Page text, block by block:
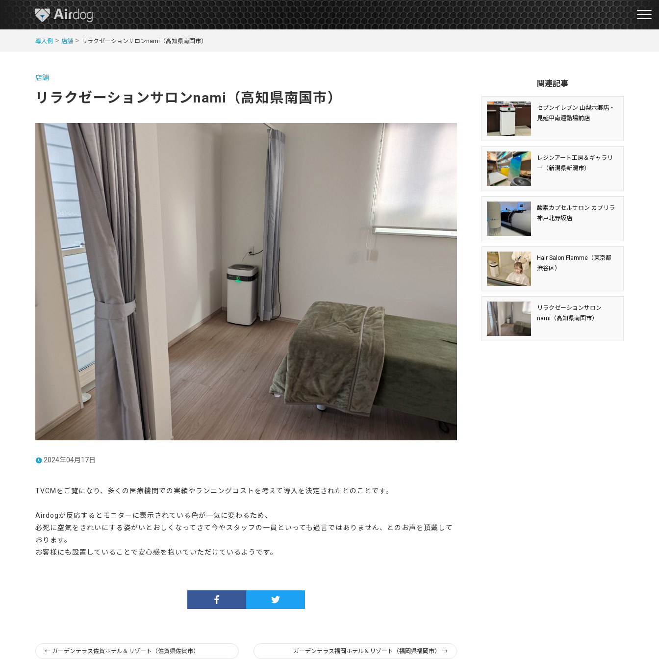
導入例 > 店舗 > リラクゼーションサロンnami（高知県南国市）
店舗
リラクゼーションサロンnami（高知県南国市）
2024年04月17日
TVCMをご覧になり、多くの医療機関での実績やランニングコストを考えて導入を決定されたとのことです。
Airdogが反応するとモニターに表示されている色が一気に変わるため、
必死に空気をきれいにする姿がいとおしくなってきて今やスタッフの一員といっても過言ではありません、とのお声を頂戴して
おります。
お客様にも設置していることで安心感を抱いていただけているようです。
← ガーデンテラス佐賀ホテル＆リゾート（佐賀県佐賀市） ガーデンテラス福岡ホテル＆リゾート（福岡県福岡市） →
関連記事
セブンイレブン 山梨六郷店・
見延甲南運動場前店
レジンアート工房＆ギャラリ
ー（新潟県新潟市）
酸素カプセルサロン カプリラ
神戸北野坂店
Hair Salon Flamme（東京都
渋谷区）
リラクゼーションサロン
nami（高知県南国市）